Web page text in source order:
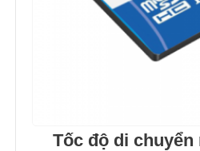
Tốc độ di chuyển